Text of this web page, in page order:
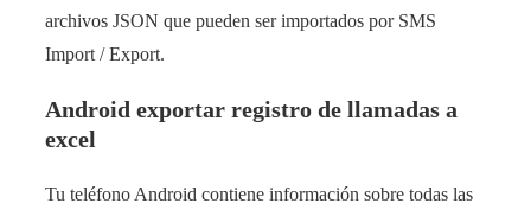
archivos JSON que pueden ser importados por SMS
Import / Export.
Android exportar registro de llamadas a
excel
Tu teléfono Android contiene información sobre todas las